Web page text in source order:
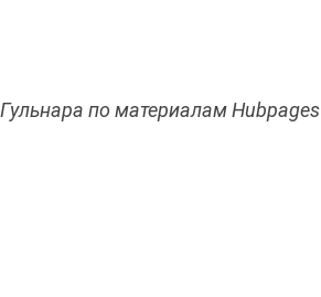
Гульнара по материалам Hubpages